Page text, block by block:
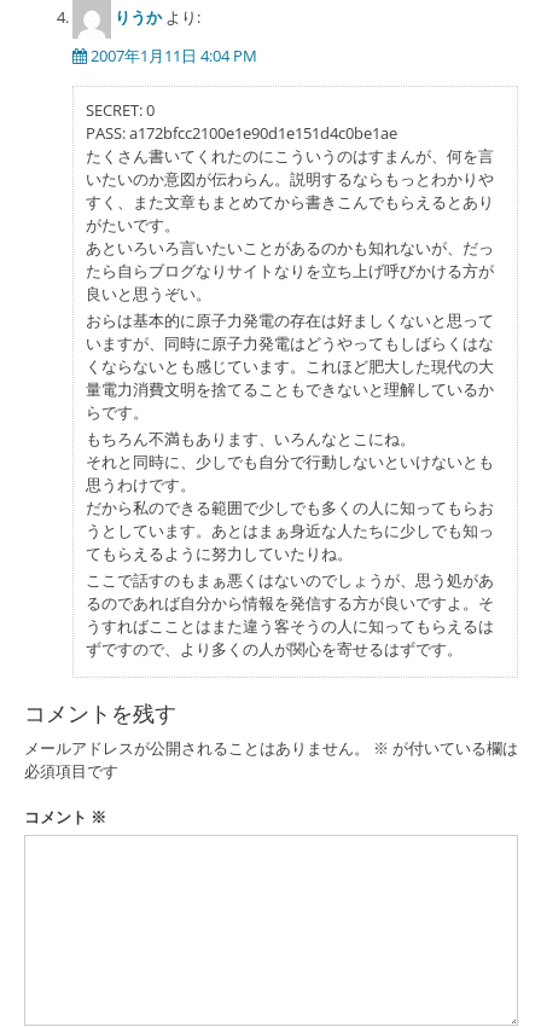
りうか より:
2007年1月11日 4:04 PM
SECRET: 0
PASS: a172bfcc2100e1e90d1e151d4c0be1ae
たくさん書いてくれたのにこういうのはすまんが、何を言
いたいのか意図が伝わらん。説明するならもっとわかりや
すく、また文章もまとめてから書きこんでもらえるとあり
がたいです。
あといろいろ言いたいことがあるのかも知れないが、だっ
たら自らブログなりサイトなりを立ち上げ呼びかける方が
良いと思うぞい。
おらは基本的に原子力発電の存在は好ましくないと思って
いますが、同時に原子力発電はどうやってもしばらくはな
くならないとも感じています。これほど肥大した現代の大
量電力消費文明を捨てることもできないと理解しているか
らです。
もちろん不満もあります、いろんなとこにね。
それと同時に、少しでも自分で行動しないといけないとも
思うわけです。
だから私のできる範囲で少しでも多くの人に知ってもらお
うとしています。あとはまぁ身近な人たちに少しでも知っ
てもらえるように努力していたりね。
ここで話すのもまぁ悪くはないのでしょうが、思う処があ
るのであれば自分から情報を発信する方が良いですよ。そ
うすればこことはまた違う客そうの人に知ってもらえるは
ずですので、より多くの人が関心を寄せるはずです。
コメントを残す
メールアドレスが公開されることはありません。 ※ が付いている欄は
必須項目です
コメント ※